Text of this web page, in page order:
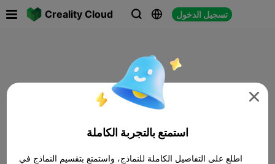
Creality Cloud   تسجيل الدخول

استمتع بالتجربة الكاملة
اطلع على التفاصيل الكاملة للنماذج، واستمتع بتقسيم النماذج في